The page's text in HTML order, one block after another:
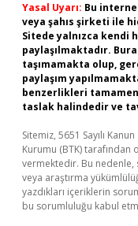
Yasal Uyarı: Bu
veya şahıs şirketi ile
Sitede yalnızca kendi
paylaşılmaktadır.
taşımamakta olup,
paylaşım
benzerlikleri
taslak halindedir ve
Sitemiz, 5651 Sayılı
Kurumu (BTK) tarafından
vermektedir. Bu
veya araştırma
yazdıkları içeriklerin
bu sorumluluğu kabul